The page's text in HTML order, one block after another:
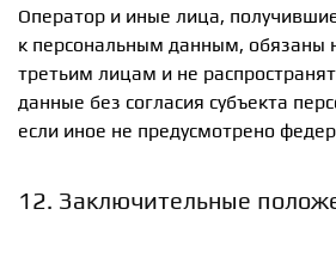
Оператор и иные лица,
к персональным данным, обязаны
третьим лицам и не
данные без согласия субъекта
если иное не предусмотрено
12. Заключительные